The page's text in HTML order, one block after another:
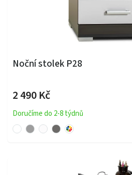
Noční stolek P28
2 490 Kč
Doručíme do 2-8 týdnů